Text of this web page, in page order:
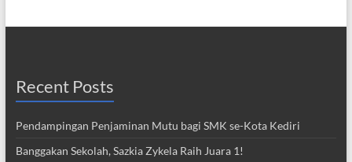
Recent Posts
Pendampingan Penjaminan Mutu bagi SMK se-Kota Kediri
Banggakan Sekolah, Sazkia Zykela Raih Juara 1!